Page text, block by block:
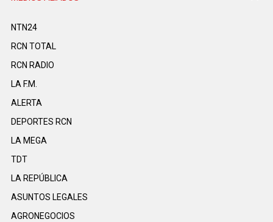
NTN24
RCN TOTAL
RCN RADIO
LA F.M.
ALERTA
DEPORTES RCN
LA MEGA
TDT
LA REPÚBLICA
ASUNTOS LEGALES
AGRONEGOCIOS